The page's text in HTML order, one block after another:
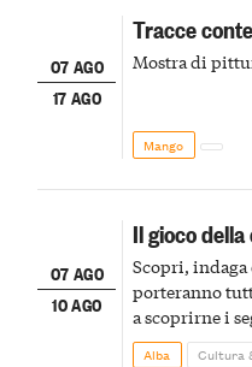
07 AGO
17 AGO
Tracce
Mostra di
Mango
07 AGO
10 AGO
Il gioco
Scopri, indaga
porteranno
a scoprirne i
Alba Cultura